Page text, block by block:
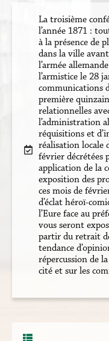
La troisième
l’année 1871 :
à la présence de
dans la ville
l’armée
l’armistice le 28
communications
première
relationnelles
l’administration
réquisitions et
réalisation locale
février décrétées
application de la
exposition des
ces mois de
d’éclat héroï-
l’Eure face au
vous seront
partir du retrait
tendance
répercussion de
cité et sur les